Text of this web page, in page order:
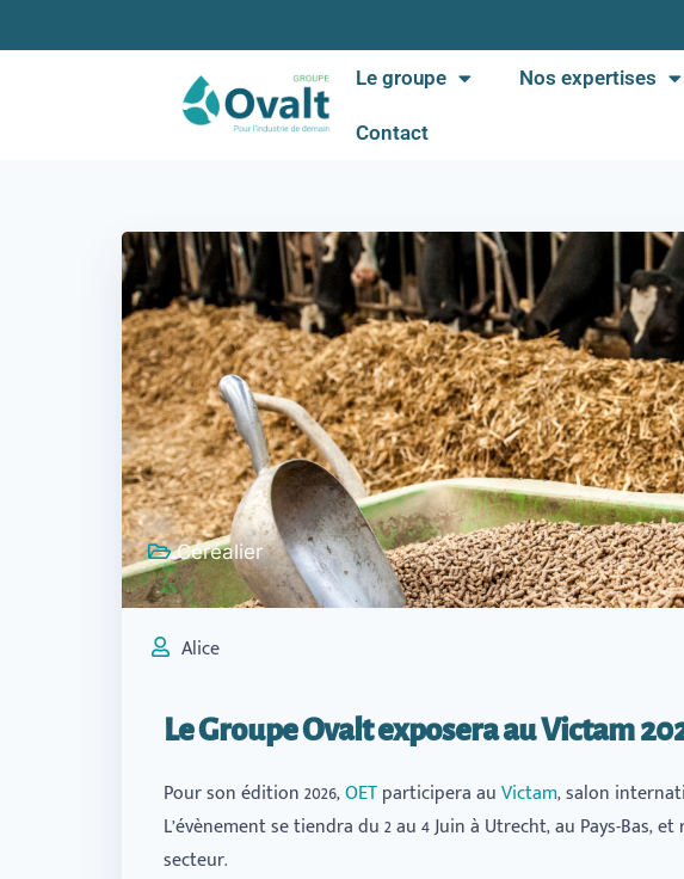
Le groupe Nos expertises
Contact
Céréalier
Alice
Le Groupe Ovalt exposera au Victam
Pour son édition 2026,OETparticipera auVictam, salon
L’évènement se tiendra du 2 au 4 Juin à Utrecht, au Pays-Bas,
secteur.